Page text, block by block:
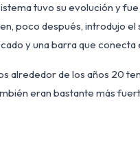
tuvo su evolución y
poco después, introdujo
y una barra que conecta
alrededor de los años 20
eran bastante más